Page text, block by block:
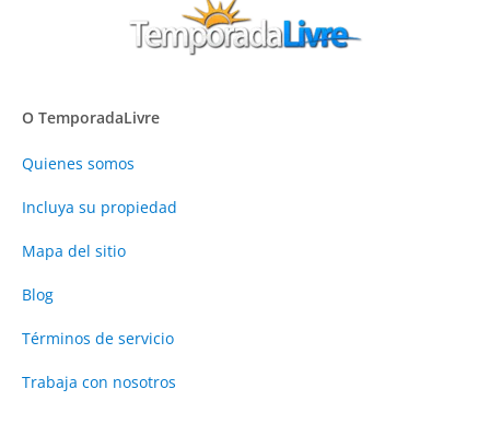
O TemporadaLivre
Quienes somos
Incluya su propiedad
Mapa del sitio
Blog
Términos de servicio
Trabaja con nosotros